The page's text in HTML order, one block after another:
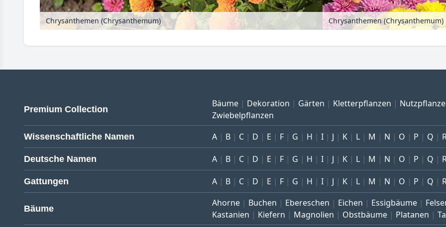
Chrysanthemen (Chrysanthemum) Chrysanthemen (Chrysanthemum)
Premium Collection
Bäume Dekoration Gärten Kletterpflanzen
Zwiebelpflanzen
Wissenschaftliche Namen A B C D E F G H I J K L M N O P Q
Deutsche Namen A B C D E F G H I J K L M N O P Q
Gattungen A B C D E F G H I J K L M N O P Q
Bäume
Ahorne Buchen Ebereschen Eichen Essigbäume
Kastanien
Kiefern Magnolien Obstbäume Platanen